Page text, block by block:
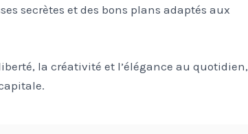
secrètes et des bons plans adaptés aux
la créativité et l’élégance au quotidien,